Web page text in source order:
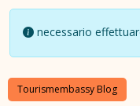
necessario
Tourismembassy Blog